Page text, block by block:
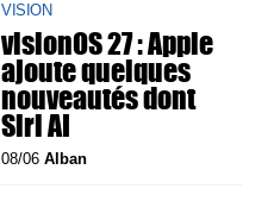
VISION
visionOS 27 : Apple
ajoute quelques
nouveautés dont
Siri AI
08/06Alban